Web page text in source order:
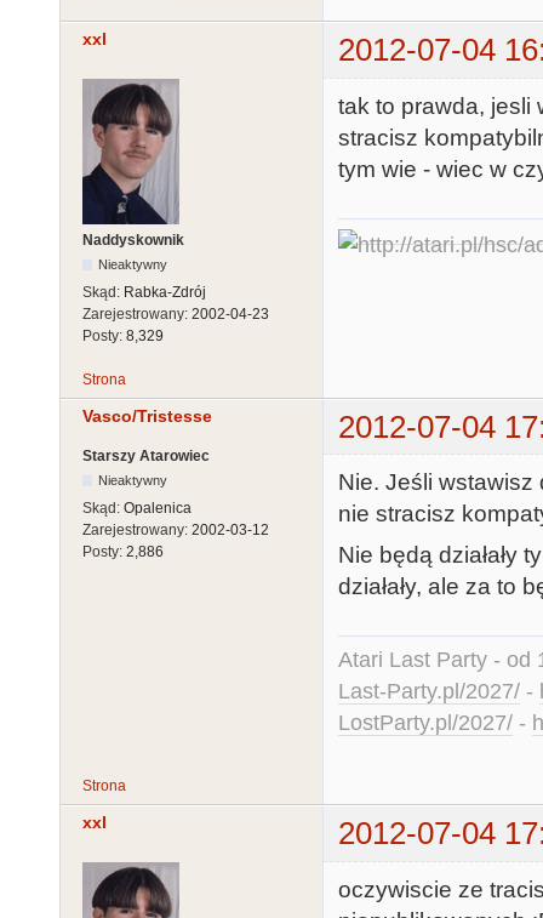
xxl 2012-07-04
Naddyskownik
Nieaktywny
Skąd: Rabka-Zdrój
Zarejestrowany: 2002-04-23
Posty: 8,329
tak to prawda, jesli
stracisz
tym wie - wiec w
Strona
Vasco/Tristesse 2012-07-04
Starszy Atarowiec
Nieaktywny
Skąd: Opalenica
Zarejestrowany: 2002-03-12
Posty: 2,886
Nie. Jeśli wstawisz
nie stracisz
Nie będą działały
działały, ale za to
Atari Last Party - od
Last-Party.pl/2027/ -
LostParty.pl/2027/ -
Strona
xxl 2012-07-04
oczywiscie ze